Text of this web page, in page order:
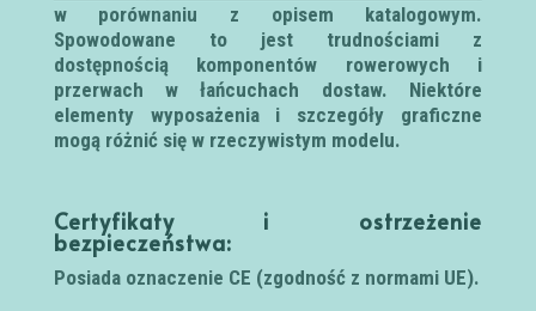
w porównaniu z opisem katalogowym.
Spowodowane to jest trudnościami z
dostępnością komponentów rowerowych i
przerwach w łańcuchach dostaw. Niektóre
elementy wyposażenia i szczegóły graficzne
mogą różnić się w rzeczywistym modelu.
Certyfikaty i ostrzeżenie
bezpieczeństwa:
Posiada oznaczenie CE (zgodność z normami UE).